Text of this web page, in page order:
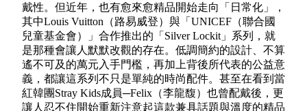
戴性。但近年，也有愈來愈精品開始走向「日常化」，
其中Louis Vuitton（路易威登）與「UNICEF（聯合國
兒童基金會）」合作推出的「Silver Lockit」系列，就
是那種會讓人默默改觀的存在。低調簡約的設計、不算
遙不可及的萬元入手門檻，再加上背後所代表的公益意
義，都讓這系列不只是單純的時尚配件。甚至在看到當
紅韓團Stray Kids成員─Felix（李龍馥）也曾配戴後，更
讓人忍不住開始重新注意起這款兼具話題與溫度的精品